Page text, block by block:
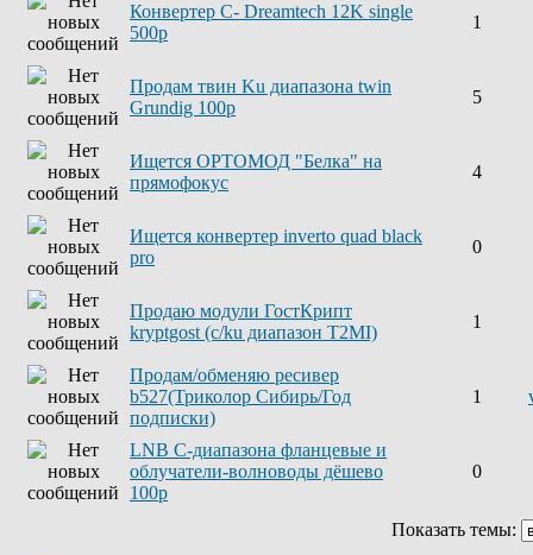
Конвертер С- Dreamtech 12K single
500р
1
Продам твин Ku диапазона twin
Grundig 100р
5
Ищется ОРТОМОД "Белка" на
прямофокус
4
Ищется конвертер inverto quad black
pro
0
Продаю модули ГостКрипт
kryptgost (с/ku диапазон T2MI)
1
Продам/обменяю ресивер
b527(Триколор Сибирь/Год
подписки)
1
LNB C-диапазона фланцевые и
облучатели-волноводы дёшево
100р
0
Показать темы: